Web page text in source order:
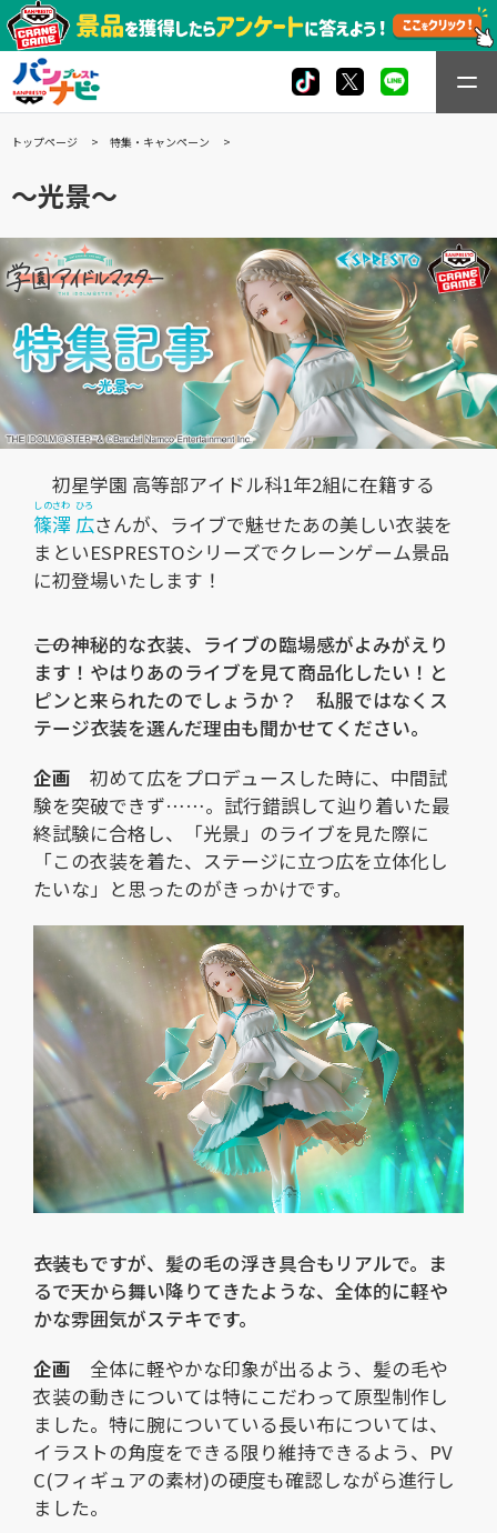
トップページ 特集・キャンペーン
～光景～
初星学園 高等部アイドル科1年2組に在籍する
篠澤
しのさわ
広
ひろ
さんが、ライブで魅せたあの美しい衣装を
まといESPRESTOシリーズでクレーンゲーム景品
に初登場いたします！
――この神秘的な衣装、ライブの臨場感がよみがえり
ます！やはりあのライブを見て商品化したい！と
ピンと来られたのでしょうか？ 私服ではなくス
テージ衣装を選んだ理由も聞かせてください。
企画 初めて広をプロデュースした時に、中間試
験を突破できず……。試行錯誤して辿り着いた最
終試験に合格し、「光景」のライブを見た際に
「この衣装を着た、ステージに立つ広を立体化し
たいな」と思ったのがきっかけです。
――衣装もですが、髪の毛の浮き具合もリアルで。ま
るで天から舞い降りてきたような、全体的に軽や
かな雰囲気がステキです。
企画 全体に軽やかな印象が出るよう、髪の毛や
衣装の動きについては特にこだわって原型制作し
ました。特に腕についている長い布については、
イラストの角度をできる限り維持できるよう、PV
C(フィギュアの素材)の硬度も確認しながら進行し
ました。